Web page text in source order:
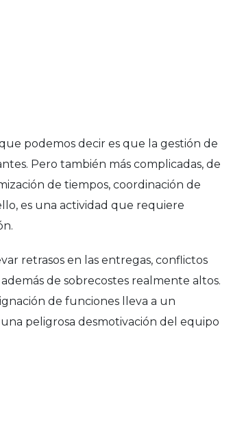
podemos decir es que la gestión de
Pero también más complicadas, de
de tiempos, coordinación de
es una actividad que requiere
retrasos en las entregas, conflictos
de sobrecostes realmente altos.
de funciones lleva a un
peligrosa desmotivación del equipo